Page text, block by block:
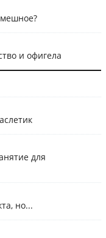
и офигела
для
но...